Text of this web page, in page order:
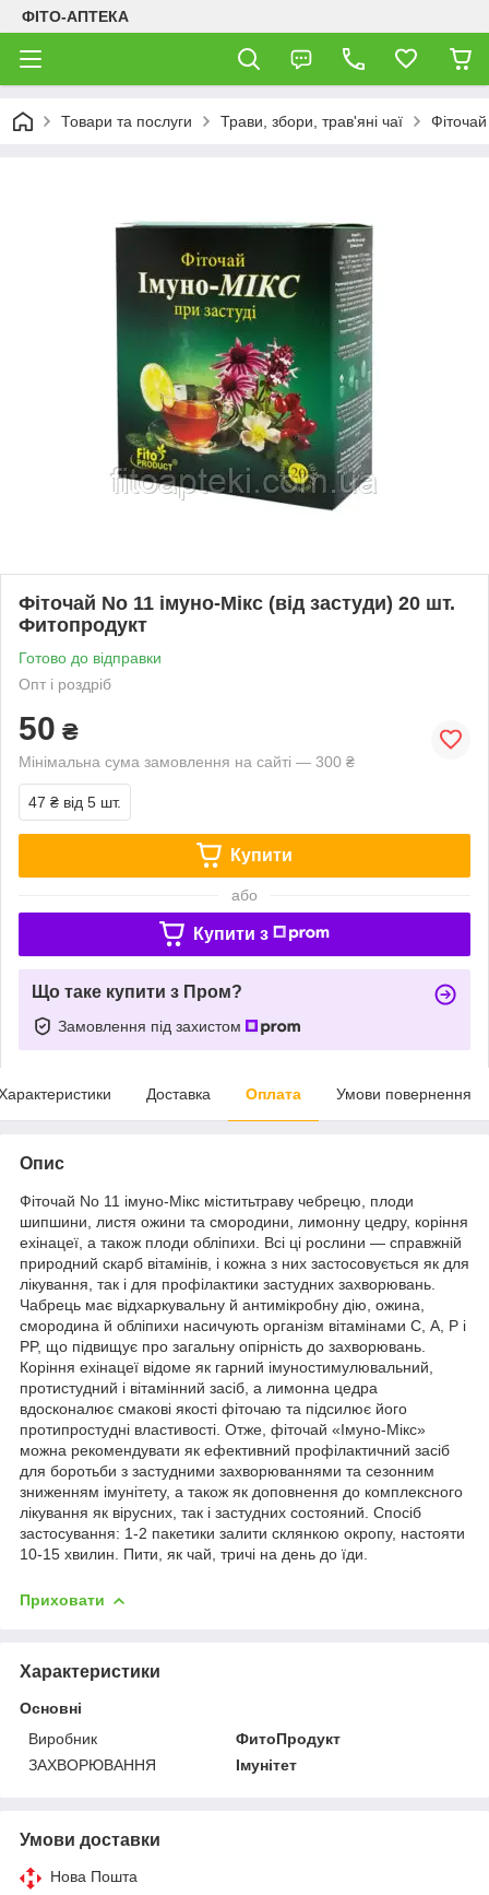
ФІТО-АПТЕКА
Товари та послуги Трави, збори, трав'яні чаї
Фіточай No 11 імуно-Мікс (від застуди) 20 шт.
Фитопродукт
Готово до відправки
Опт і роздріб
50 ₴
Мінімальна сума замовлення на сайті — 300 ₴
47 ₴ від 5 шт.
Купити
або
Купити з
Що таке купити з Пром?
Замовлення під захистом
Доставка Оплата Умови повернення
Опис
Фіточай No 11 імуно-Мікс міститьтраву чебрецю, плоди
шипшини, листя ожини та смородини, лимонну цедру, коріння
ехінацеї, а також плоди обліпихи. Всі ці рослини — справжній
природний скарб вітамінів, і кожна з них застосовується як для
лікування, так і для профілактики застудних захворювань.
Чабрець має відхаркувальну й антимікробну дію, ожина,
смородина й обліпихи насичують організм вітамінами С, А, P і
PP, що підвищує про загальну опірність до захворювань.
Коріння ехінацеї відоме як гарний імуностимулювальний,
протистудний і вітамінний засіб, а лимонна цедра
вдосконалює смакові якості фіточаю та підсилює його
протипростудні властивості. Отже, фіточай «Імуно-Мікс»
можна рекомендувати як ефективний профілактичний засіб
для боротьби з застудними захворюваннями та сезонним
зниженням імунітету, а також як доповнення до комплексного
лікування як вірусних, так і застудних состояний. Спосіб
застосування: 1-2 пакетики залити склянкою окропу, настояти
10-15 хвилин. Пити, як чай, тричі на день до їди.
Приховати
Характеристики
Основні
Виробник
ФитоПродукт
ЗАХВОРЮВАННЯ
Імунітет
Умови доставки
Нова Пошта